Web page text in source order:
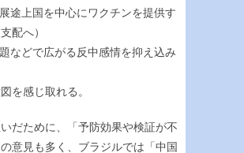
途上国を中心にワクチンを提供す
配へ）
などで広がる反中感情を抑え込み
を感じ取れる。
だために、「予防効果や検証が不
意見も多く、ブラジルでは「中国